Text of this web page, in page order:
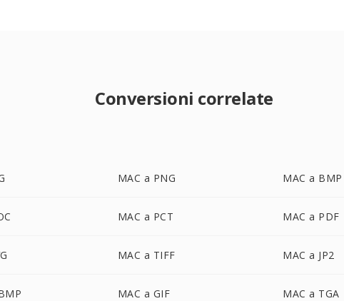
Conversioni correlate
MAC a PNG MAC a BMP
MAC a PCT MAC a PDF
MAC a TIFF MAC a JP2
MAC a GIF MAC a TGA